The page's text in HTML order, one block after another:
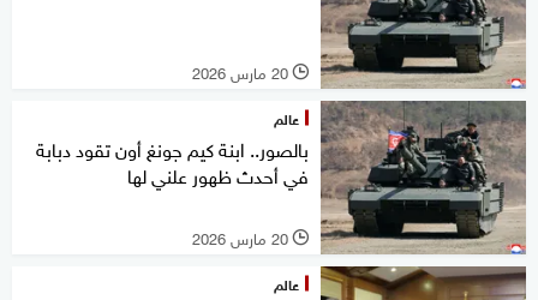
l 20 مارس 2026
عالم
بالصور.. ابنة كيم جونغ أون تقود دبابة
في أحدث ظهور علني لها
l 20 مارس 2026
عالم